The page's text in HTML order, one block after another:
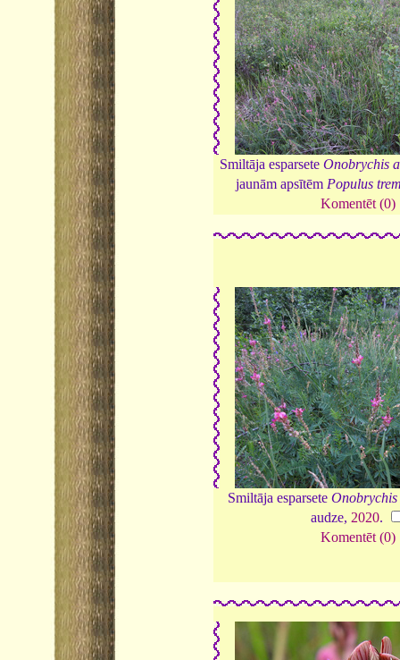
Smiltāja esparseteOnobrychis
jaunām apsītēm Populus
Komentēt (0)
Smiltāja esparsete
audze, 2020.
Komentēt (0)